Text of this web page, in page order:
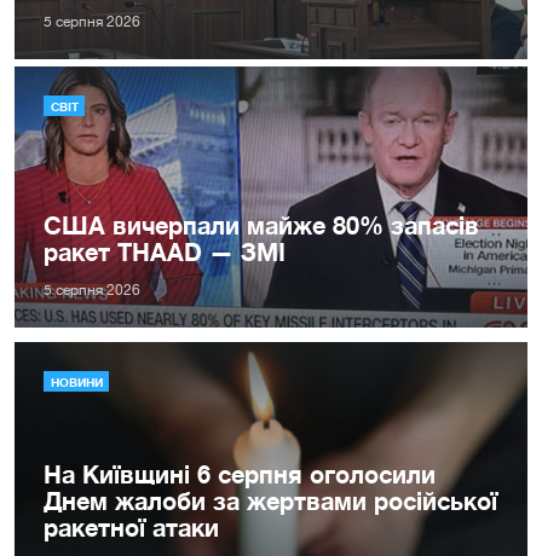
5 серпня 2026
СВІТ
США вичерпали майже 80% запасів
ракет THAAD — ЗМІ
5 серпня 2026
НОВИНИ
На Київщині 6 серпня оголосили
Днем жалоби за жертвами російської
ракетної атаки